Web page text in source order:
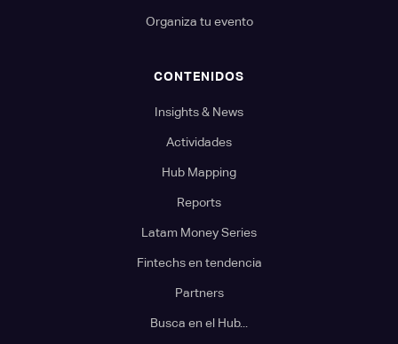
Organiza tu evento
CONTENIDOS
Insights & News
Actividades
Hub Mapping
Reports
Latam Money Series
Fintechs en tendencia
Partners
Busca en el Hub...